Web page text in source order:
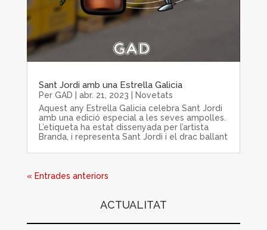
Sant Jordi amb una Estrella Galicia
Per GAD abr. 21, 2023
Novetats
Aquest any Estrella Galicia celebra Sant Jordi
amb una edició especial a les seves ampolles.
L’etiqueta ha estat dissenyada per l’artista
Branda, i representa Sant Jordi i el drac ballant
« Entrades anteriors
ACTUALITAT